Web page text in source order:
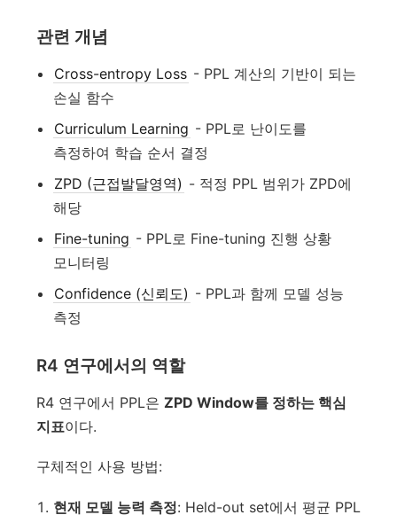
관련 개념
Cross-entropy Loss - PPL 계산의 기반이 되는
손실 함수
Curriculum Learning - PPL로 난이도를
측정하여 학습 순서 결정
ZPD (근접발달영역) - 적정 PPL 범위가 ZPD에
해당
Fine-tuning - PPL로 Fine-tuning 진행 상황
모니터링
Confidence (신뢰도) - PPL과 함께 모델 성능
측정
R4 연구에서의 역할
R4 연구에서 PPL은ZPD Window를 정하는 핵심
지표이다.
구체적인 사용 방법:
현재 모델 능력 측정: Held-out set에서 평균 PPL